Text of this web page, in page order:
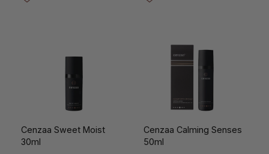
Cenzaa Sweet Moist
30ml
Cenzaa Calming Senses
50ml